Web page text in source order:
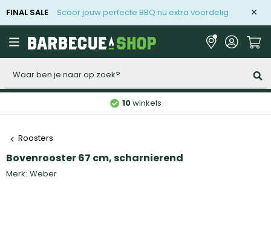
FINAL SALE Scoor jouw perfecte BBQ nu extra voordelig
10winkels
Roosters
Bovenrooster 67 cm, scharnierend
Merk: Weber